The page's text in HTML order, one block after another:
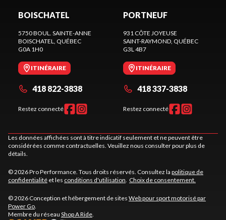
BOISCHATEL
5750 BOUL. SAINTE-ANNE
BOISCHATEL, QUÉBEC
G0A 1H0
ITINÉRAIRE
418 822-3838
Restez connecté
PORTNEUF
931 CÔTE JOYEUSE
SAINT-RAYMOND, QUÉBEC
G3L 4B7
ITINÉRAIRE
418 337-3838
Restez connecté
Les données affichées sont à titre indicatif seulement et ne peuvent être
considérées comme contractuelles. Veuillez nous consulter pour plus de
détails.
© 2026 Pro Performance. Tous droits réservés. Consultez la politique de
confidentialité et les conditions d'utilisation. Choix de consentement.
© 2026 Conception et hébergement de sites Web pour sport motorisé par
Power Go.
Membre du réseau Shop A Ride.